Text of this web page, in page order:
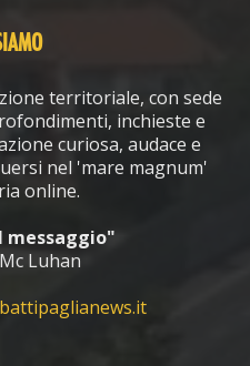
territoriale, con sede
inchieste e
curiosa, audace e
nel 'mare magnum'
online.
messaggio"
Luhan